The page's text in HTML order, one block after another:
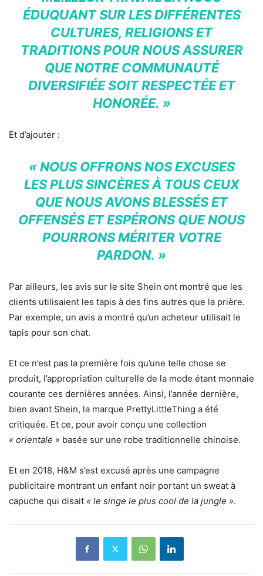
ÉDUQUANT SUR LES DIFFÉRENTES
CULTURES, RELIGIONS ET
TRADITIONS POUR NOUS ASSURER
QUE NOTRE COMMUNAUTÉ
DIVERSIFIÉE SOIT RESPECTÉE ET
HONORÉE. »
Et d’ajouter :
« NOUS OFFRONS NOS EXCUSES
LES PLUS SINCÈRES À TOUS CEUX
QUE NOUS AVONS BLESSÉS ET
OFFENSÉS ET ESPÉRONS QUE NOUS
POURRONS MÉRITER VOTRE
PARDON. »
Par ailleurs, les avis sur le site Shein ont montré que les
clients utilisaient les tapis à des fins autres que la prière.
Par exemple, un avis a montré qu’un acheteur utilisait le
tapis pour son chat.
Et ce n’est pas la première fois qu’une telle chose se
produit, l’appropriation culturelle de la mode étant monnaie
courante ces dernières années. Ainsi, l’année dernière,
bien avant Shein, la marque PrettyLittleThing a été
critiquée. Et ce, pour avoir conçu une collection
« orientale » basée sur une robe traditionnelle chinoise.
Et en 2018, H&M s’est excusé après une campagne
publicitaire montrant un enfant noir portant un sweat à
capuche qui disait « le singe le plus cool de la jungle ».